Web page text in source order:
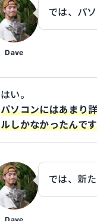
Dave
では、パ
はい。
パソコンにはあまり
ルしかなかったんです
では、新